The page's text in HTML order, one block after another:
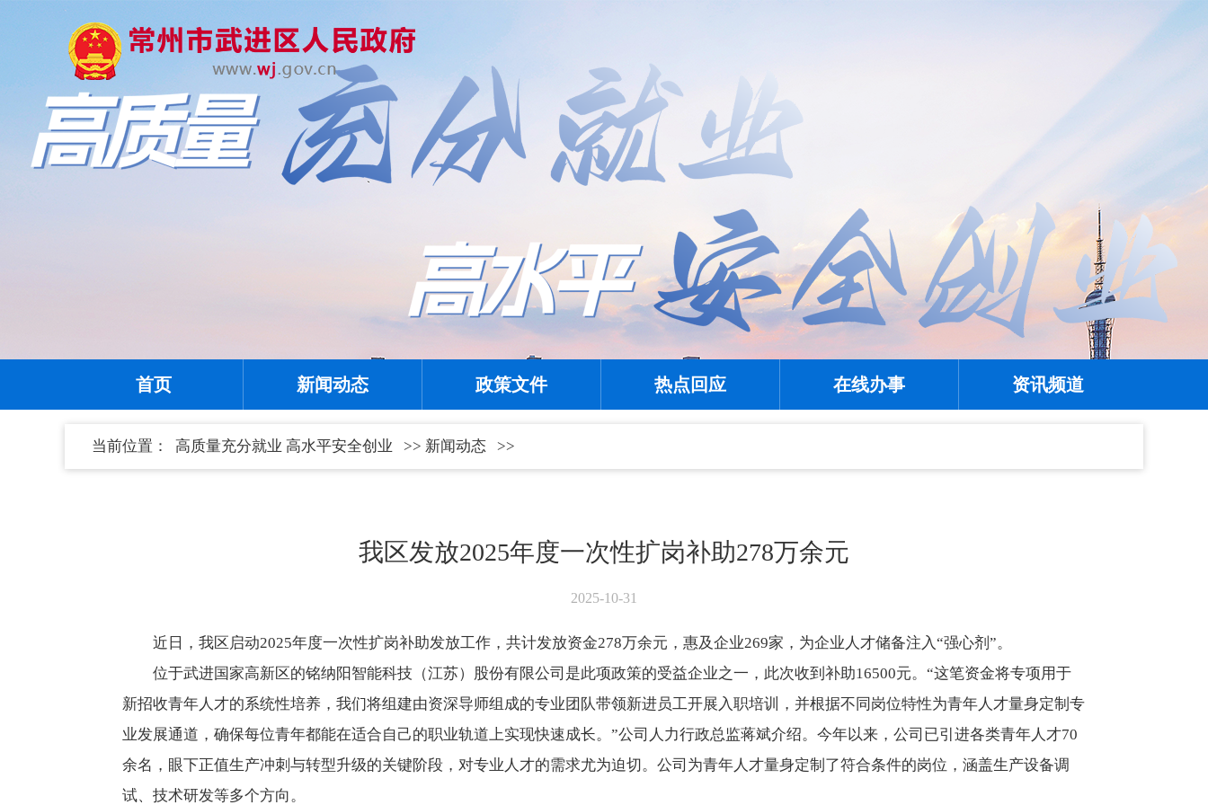
首页 新闻动态 政策文件 热点回应 在线办事 资讯频道
当前位置： 高质量充分就业 高水平安全创业 >> 新闻动态 >>
我区发放2025年度一次性扩岗补助278万余元
2025-10-31
近日，我区启动2025年度一次性扩岗补助发放工作，共计发放资金278万余元，惠及企业269家，为企业人才储备注入“强心剂”。
位于武进国家高新区的铭纳阳智能科技（江苏）股份有限公司是此项政策的受益企业之一，此次收到补助16500元。“这笔资金将专项用于
新招收青年人才的系统性培养，我们将组建由资深导师组成的专业团队带领新进员工开展入职培训，并根据不同岗位特性为青年人才量身定制专
业发展通道，确保每位青年都能在适合自己的职业轨道上实现快速成长。”公司人力行政总监蒋斌介绍。今年以来，公司已引进各类青年人才70
余名，眼下正值生产冲刺与转型升级的关键阶段，对专业人才的需求尤为迫切。公司为青年人才量身定制了符合条件的岗位，涵盖生产设备调
试、技术研发等多个方向。